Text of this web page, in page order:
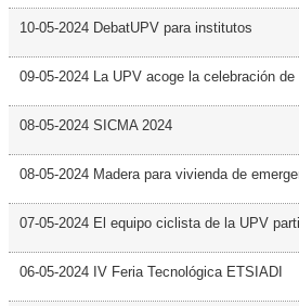
10-05-2024 DebatUPV para institutos
09-05-2024 La UPV acoge la celebración
08-05-2024 SICMA 2024
08-05-2024 Madera para vivienda de
07-05-2024 El equipo ciclista de la UPV
06-05-2024 IV Feria Tecnológica ETSIADI